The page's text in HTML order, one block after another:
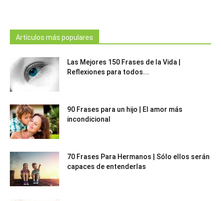
Artículos más populares
Las Mejores 150 Frases de la Vida |
Reflexiones para todos...
90 Frases para un hijo | El amor más
incondicional
70 Frases Para Hermanos | Sólo ellos serán
capaces de entenderlas